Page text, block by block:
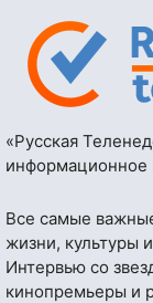
«Русская
информационное
Все самые
жизни, культуры
Интервью со
кинопремьеры и